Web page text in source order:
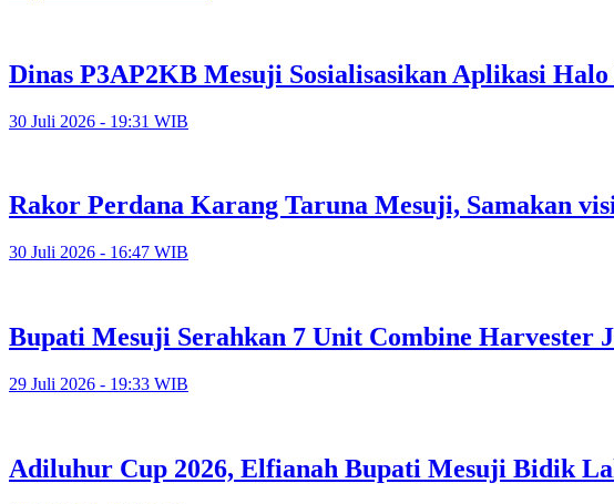
Dinas P3AP2KB Mesuji Sosialisasikan Aplikasi
30 Juli 2026 - 19:31 WIB
Rakor Perdana Karang Taruna Mesuji, Samakan
30 Juli 2026 - 16:47 WIB
Bupati Mesuji Serahkan 7 Unit Combine Harvester
29 Juli 2026 - 19:33 WIB
Adiluhur Cup 2026, Elfianah Bupati Mesuji Bidik